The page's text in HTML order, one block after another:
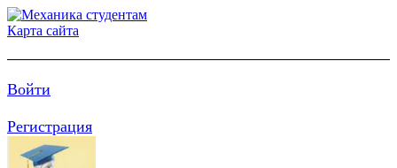
Карта сайта
Войти
Регистрация